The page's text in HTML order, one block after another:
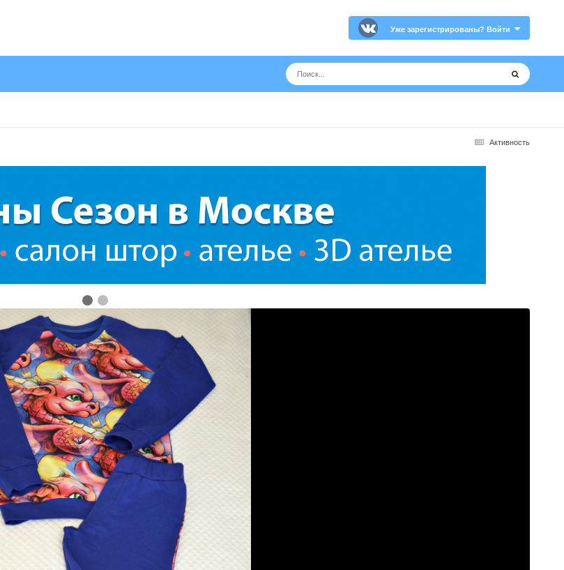
Уже зарегистрированы? Войти
Активность